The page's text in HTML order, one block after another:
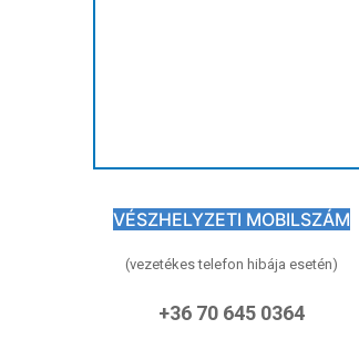
Hírek
VÉSZHELYZETI MOBILSZÁM
(vezetékes telefon hibája esetén)
+36 70 645 0364